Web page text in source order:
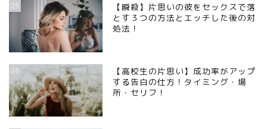
25
【瞬殺】片思いの彼をセックスで落
とす３つの方法とエッチした後の対
処法！
26
【高校生の片思い】成功率がアップ
する告白の仕方！タイミング・場
所・セリフ！